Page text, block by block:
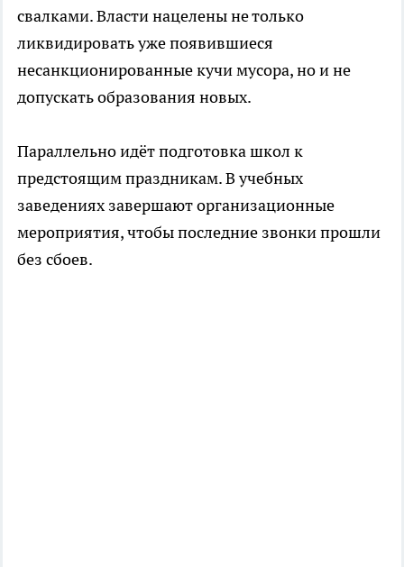
свалками. Власти нацелены не только
ликвидировать уже появившиеся
несанкционированные кучи мусора, но и не
допускать образования новых.
Параллельно идёт подготовка школ к
предстоящим праздникам. В учебных
заведениях завершают организационные
мероприятия, чтобы последние звонки прошли
без сбоев.